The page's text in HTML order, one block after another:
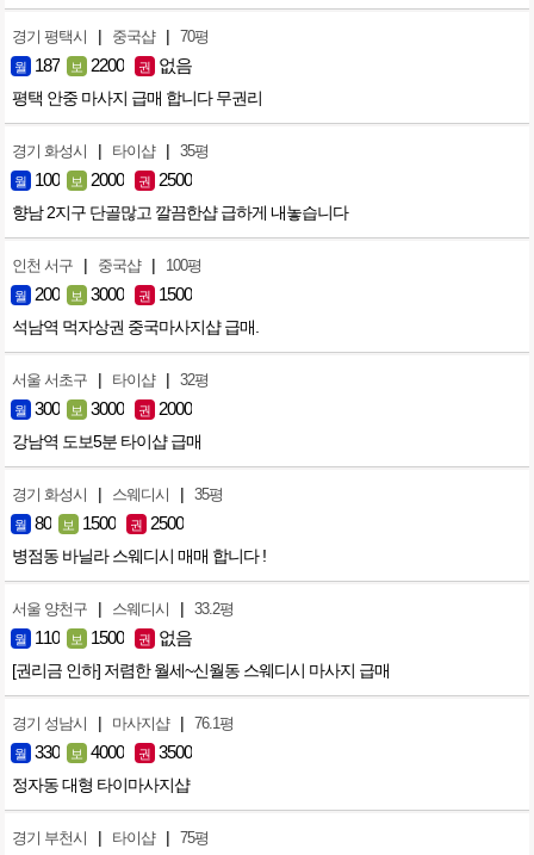
경기 평택시 | 중국샵 | 70평
월 187 보 2200 권 없음
평택 안중 마사지 급매 합니다 무권리
경기 화성시 | 타이샵 | 35평
월 100 보 2000 권 2500
향남 2지구 단골많고 깔끔한샵 급하게 내놓습니다
인천 서구 | 중국샵 | 100평
월 200 보 3000 권 1500
석남역 먹자상권 중국마사지샵 급매.
서울 서초구 | 타이샵 | 32평
월 300 보 3000 권 2000
강남역 도보5분 타이샵 급매
경기 화성시 | 스웨디시 | 35평
월 80 보 1500 권 2500
병점동 바닐라 스웨디시 매매 합니다 !
서울 양천구 | 스웨디시 | 33.2평
월 110 보 1500 권 없음
[권리금 인하] 저렴한 월세~신월동 스웨디시 마사지 급매
경기 성남시 | 마사지샵 | 76.1평
월 330 보 4000 권 3500
정자동 대형 타이마사지샵
경기 부천시 | 타이샵 | 75평